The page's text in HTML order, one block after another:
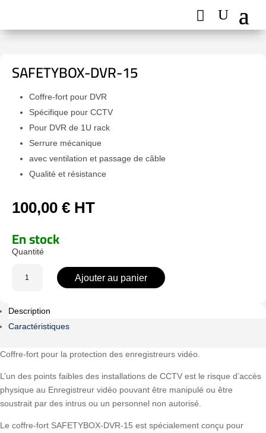
SAFETYBOX-DVR-15
Coffre-fort pour DVR
Spécifique pour CCTV
Pour DVR de 1U rack
Serrure mécanique
avec ventilation et passage de câble
Qualité et résistance
100,00 € HT
En stock
DVR-
15
Ajouter au panier
Description
Caractéristiques
Coffre-fort pour la protection des enregistreurs vidéo.
L’un des points faibles des installations de CCTV est le risque d’accès
physique au Enregistreur vidéo pouvant être manipulé ou être
soustrait par des intrus ou un personnel non autorisé.
Le coffre-fort SAFETYBOX-DVR-15 est spécialement conçu pour